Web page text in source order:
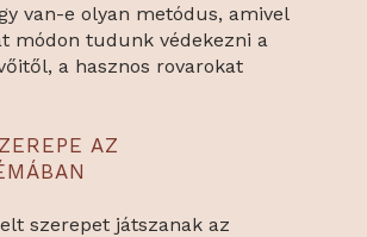
van-e olyan metódus, amivel
módon tudunk védekezni a
a hasznos rovarokat
AZ
szerepet játszanak az